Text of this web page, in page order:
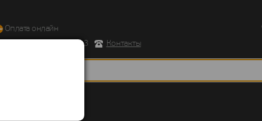
Оплата онлайн
д.43 корпус 3
Контакты